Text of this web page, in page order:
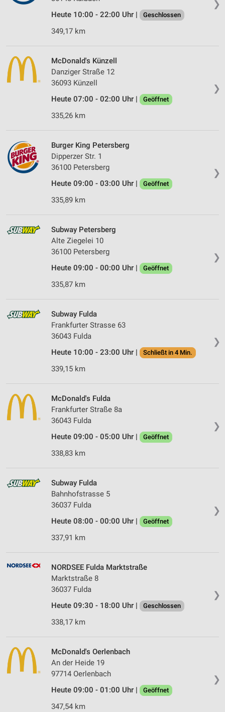
❯
Heute 10:00 - 22:00 Uhr |
Geschlossen
349,17 km
❯
McDonald's Künzell
Danziger Straße 12
36093 Künzell
Heute 07:00 - 02:00 Uhr |
Geöffnet
335,26 km
❯
Burger King Petersberg
Dipperzer Str. 1
36100 Petersberg
Heute 09:00 - 03:00 Uhr |
Geöffnet
335,89 km
❯
Subway Petersberg
Alte Ziegelei 10
36100 Petersberg
Heute 09:00 - 00:00 Uhr |
Geöffnet
335,87 km
❯
Subway Fulda
Frankfurter Strasse 63
36043 Fulda
Heute 10:00 - 23:00 Uhr |
Schließt in 4 Min.
339,15 km
❯
McDonald's Fulda
Frankfurter Straße 8a
36043 Fulda
Heute 09:00 - 05:00 Uhr |
Geöffnet
338,83 km
❯
Subway Fulda
Bahnhofstrasse 5
36037 Fulda
Heute 08:00 - 00:00 Uhr |
Geöffnet
337,91 km
❯
NORDSEE Fulda Marktstraße
Marktstraße 8
36037 Fulda
Heute 09:30 - 18:00 Uhr |
Geschlossen
338,17 km
❯
McDonald's Oerlenbach
An der Heide 19
97714 Oerlenbach
Heute 09:00 - 01:00 Uhr |
Geöffnet
347,54 km